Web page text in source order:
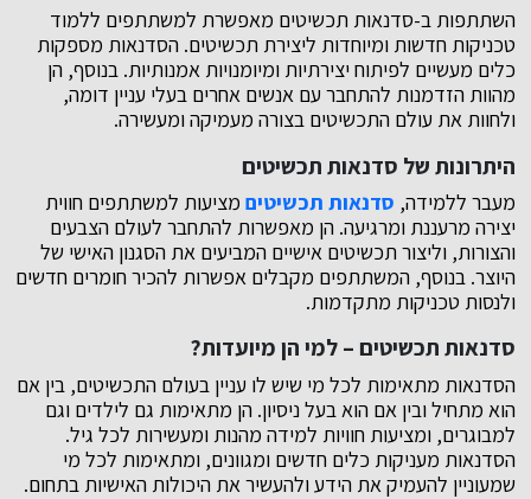
השתתפות ב-סדנאות תכשיטים מאפשרת למשתתפים ללמוד
טכניקות חדשות ומיוחדות ליצירת תכשיטים. הסדנאות מספקות
כלים מעשיים לפיתוח יצירתיות ומיומנויות אמנותיות. בנוסף, הן
מהוות הזדמנות להתחבר עם אנשים אחרים בעלי עניין דומה,
ולחוות את עולם התכשיטים בצורה מעמיקה ומעשירה.
היתרונות של סדנאות תכשיטים
מעבר ללמידה, סדנאות תכשיטיםמציעות למשתתפים חווית
יצירה מרעננת ומרגיעה. הן מאפשרות להתחבר לעולם הצבעים
והצורות, וליצור תכשיטים אישיים המביעים את הסגנון האישי של
היוצר. בנוסף, המשתתפים מקבלים אפשרות להכיר חומרים חדשים
ולנסות טכניקות מתקדמות.
סדנאות תכשיטים – למי הן מיועדות?
הסדנאות מתאימות לכל מי שיש לו עניין בעולם התכשיטים, בין אם
הוא מתחיל ובין אם הוא בעל ניסיון. הן מתאימות גם לילדים וגם
למבוגרים, ומציעות חוויות למידה מהנות ומעשירות לכל גיל.
הסדנאות מעניקות כלים חדשים ומגוונים, ומתאימות לכל מי
שמעוניין להעמיק את הידע ולהעשיר את היכולות האישיות בתחום.